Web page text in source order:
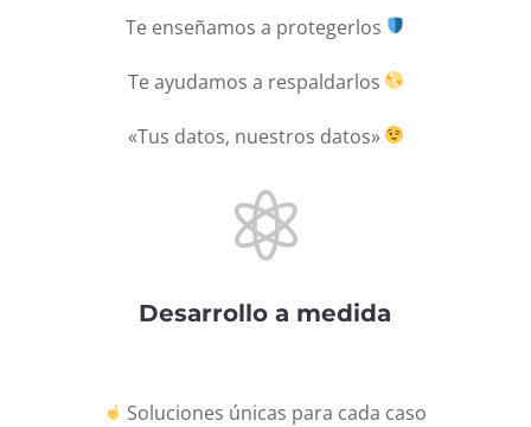
Te enseñamos a protegerlos
Te ayudamos a respaldarlos
«Tus datos, nuestros datos»

Desarrollo a medida
Soluciones únicas para cada caso